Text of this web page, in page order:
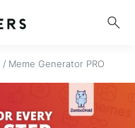
search
/ Meme Generator PRO